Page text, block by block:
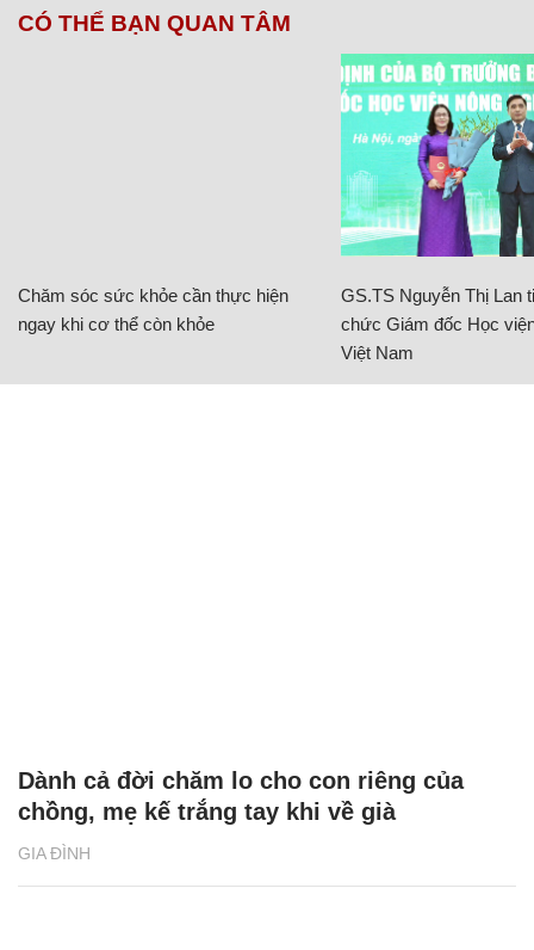
CÓ THỂ BẠN QUAN TÂM
Chăm sóc sức khỏe cần thực hiện
ngay khi cơ thể còn khỏe
GS.TS Nguyễn Thị Lan
chức Giám đốc Học
Việt Nam
GIA ĐÌNH
Dành cả đời chăm lo cho con riêng của
chồng, mẹ kế trắng tay khi về già